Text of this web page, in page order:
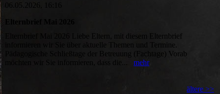
06.05.2026, 16:16
Elternbrief Mai 2026 Liebe Eltern, mit diesem Elternbrief
informieren wir Sie über aktuelle Themen und Termine.
Pädagogische Schließtage der Betreuung (Fachtage) Vorab
möchten wir Sie informieren, dass die... mehr
ältere >>